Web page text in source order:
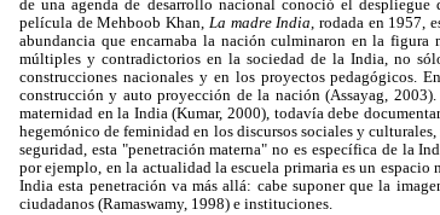
de una agenda de desarrollo nacional conoció el
película de Mehboob Khan, La madre India, rodada en 1957,
abundancia que encarnaba la nación culminaron en la figura
múltiples y contradictorios en la sociedad de la India, no
construcciones nacionales y en los proyectos pedagógicos.
construcción y auto proyección de la nación (Assayag,
maternidad en la India (Kumar, 2000), todavía debe
hegemónico de feminidad en los discursos sociales y
seguridad, esta "penetración materna" no es específica de la
por ejemplo, en la actualidad la escuela primaria es un
India esta penetración va más allá: cabe suponer que la
ciudadanos (Ramaswamy, 1998) e instituciones.